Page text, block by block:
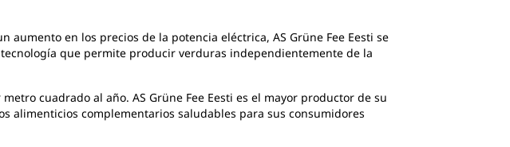
en los precios de la potencia eléctrica, AS Grüne Fee Eesti se
que permite producir verduras independientemente de la
cuadrado al año. AS Grüne Fee Eesti es el mayor productor de su
alimenticios complementarios saludables para sus consumidores